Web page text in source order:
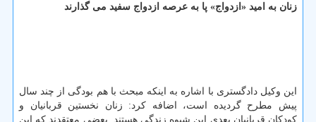
زنان به امید «ازدواج» پا به عرصه ازدواج سفید می گذارند
این وكیل دادگستری با اشاره به اینكه مبحث با هم بودگی از چند سال
پیش مطرح گردیده است، اضافه كرد: زنان نخستین قربانیان و
كودكان قربانیان بعدی این شیوه زندگی هستند. بعضی معتقدند كه این